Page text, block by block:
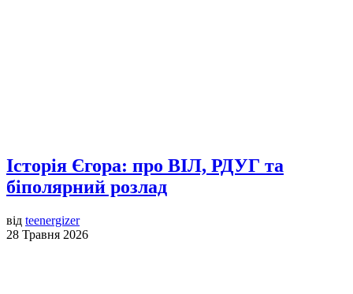
Історія Єгора: про ВІЛ, РДУГ та
біполярний розлад
від teenergizer
28 Травня 2026